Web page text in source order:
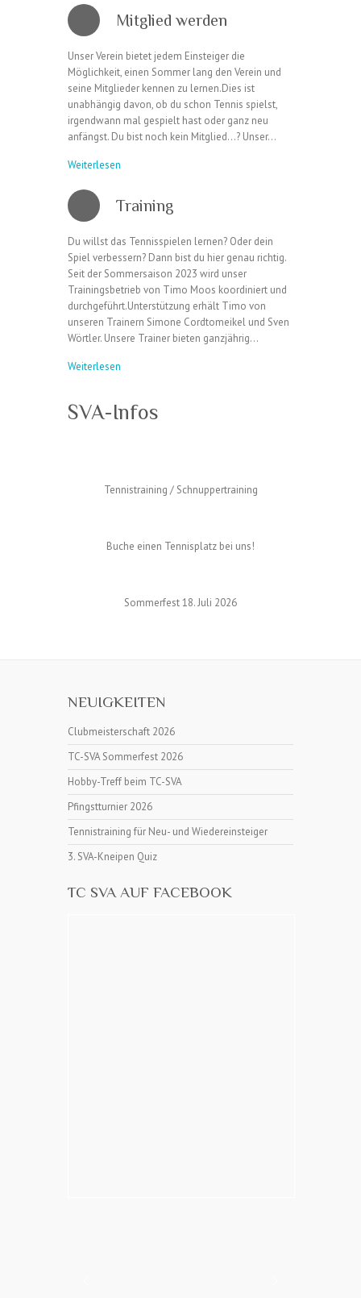
Mitglied werden
Unser Verein bietet jedem Einsteiger die
Möglichkeit, einen Sommer lang den Verein und
seine Mitglieder kennen zu lernen.Dies ist
unabhängig davon, ob du schon Tennis spielst,
irgendwann mal gespielt hast oder ganz neu
anfängst. Du bist noch kein Mitglied…? Unser…
Weiterlesen
Training
Du willst das Tennisspielen lernen? Oder dein
Spiel verbessern? Dann bist du hier genau richtig.
Seit der Sommersaison 2023 wird unser
Trainingsbetrieb von Timo Moos koordiniert und
durchgeführt.Unterstützung erhält Timo von
unseren Trainern Simone Cordtomeikel und Sven
Wörtler. Unsere Trainer bieten ganzjährig…
Weiterlesen
SVA-Infos
Tennistraining / Schnuppertraining
Buche einen Tennisplatz bei uns!
Sommerfest 18. Juli 2026
NEUIGKEITEN
Clubmeisterschaft 2026
TC-SVA Sommerfest 2026
Hobby-Treff beim TC-SVA
Pfingstturnier 2026
Tennistraining für Neu- und Wiedereinsteiger
3. SVA-Kneipen Quiz
TC SVA AUF FACEBOOK